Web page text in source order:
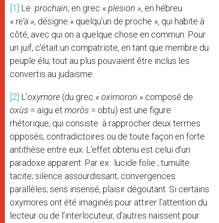
[1] Le prochain, en grec « plesion », en hébreu
« re’a », désigne « quelqu’un de proche », qui habite à
côté, avec qui on a quelque chose en commun. Pour
un juif, c’était un compatriote, en tant que membre du
peuple élu; tout au plus pouvaient être inclus les
convertis au judaïsme.
[2] L’oxymore (du grec « oxìmoron » composé de
oxùs = aigu et moròs = obtu) est une figure
rhétorique, qui consiste à rapprocher deux termes
opposés, contradictoires ou de toute façon en forte
antithèse entre eux. L’effet obtenu est celui d’un
paradoxe apparent. Par ex.: lucide folie ; tumulte
tacite; silence assourdissant; convergences
parallèles; sens insensé, plaisir dégoutant. Si certains
oxymores ont été imaginés pour attirer l’attention du
lecteur ou de l’interlocuteur, d’autres naissent pour